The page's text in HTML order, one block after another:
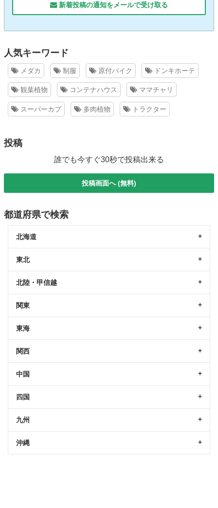
新着投稿の通知をメールで受け取る
人気キーワード
メダカ 制服 原付バイク ドンキホーテ
観葉植物 コンテナハウス ママチャリ
スーパーカブ 多肉植物 トラクター
投稿
誰でも今すぐ30秒で投稿出来る
投稿画面へ (無料)
都道府県で検索
北海道
東北
北陸・甲信越
関東
東海
関西
中国
四国
九州
沖縄